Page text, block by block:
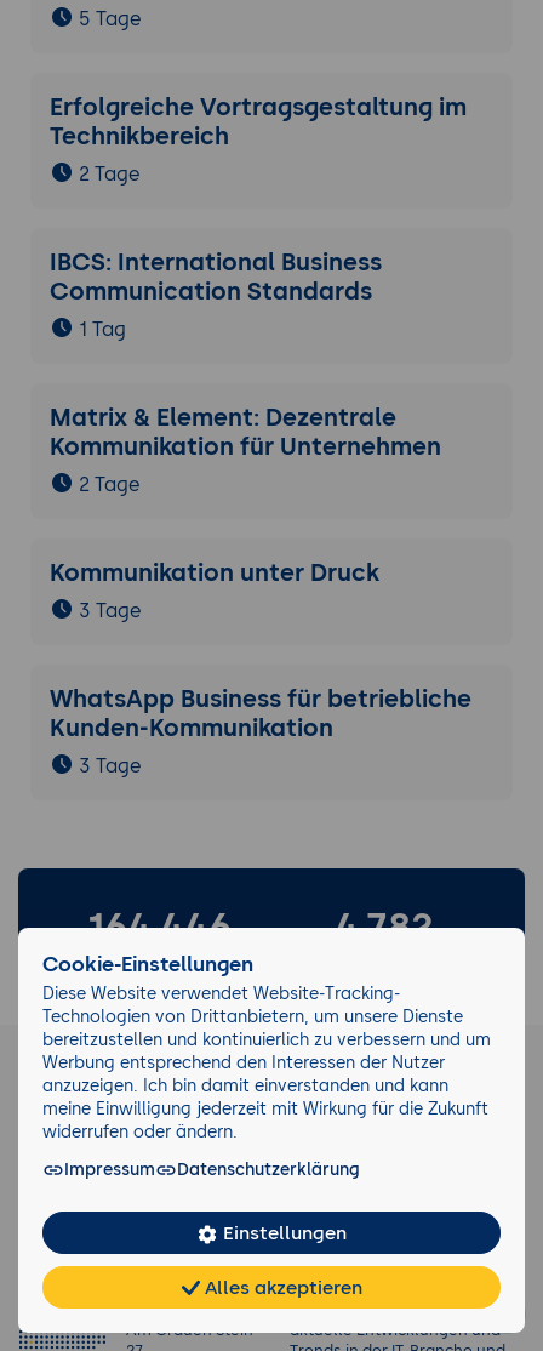
5 Tage
Erfolgreiche Vortragsgestaltung im
Technikbereich
2 Tage
IBCS: International Business
Communication Standards
1 Tag
Matrix & Element: Dezentrale
Kommunikation für Unternehmen
2 Tage
Kommunikation unter Druck
3 Tage
WhatsApp Business für betriebliche
Kunden-Kommunikation
3 Tage
164.446
Teilnehmende
4.782
40.165
Durchgeführte
Seminare
21.348
eKomi Bewertungen
Seminarzentrum
Köln
Am Grauen Stein
Newsletter
Keinen Trend verpassen!
Wir informieren Sie gerne über
aktuelle Entwicklungen und
Teilen FAQ Cookies
Cookie-Einstellungen
Diese Website verwendet Website-Tracking-
Technologien von Drittanbietern, um unsere Dienste
bereitzustellen und kontinuierlich zu verbessern und um
Werbung entsprechend den Interessen der Nutzer
anzuzeigen. Ich bin damit einverstanden und kann
meine Einwilligung jederzeit mit Wirkung für die Zukunft
widerrufen oder ändern.
Impressum
Datenschutzerklärung
Einstellungen
Alles akzeptieren